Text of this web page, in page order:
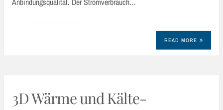
READ MORE
3D Wärme und Kälte-